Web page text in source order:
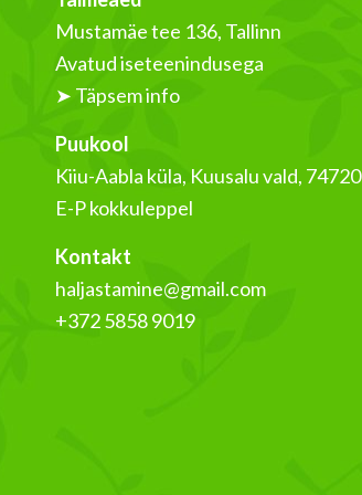
Mustamäe tee 136, Tallinn
Avatud iseteenindusega
➤ Täpsem info
Puukool
Kiiu-Aabla küla, Kuusalu vald, 74720
E-P kokkuleppel
Kontakt
haljastamine@gmail.com
+372 5858 9019